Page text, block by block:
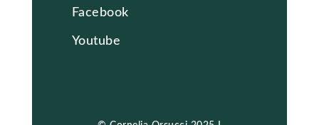
Facebook
Youtube